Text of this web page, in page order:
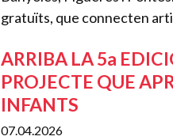
gratuïts, que connecten
ARRIBA LA 5a
PROJECTE QUE
INFANTS
07.04.2026